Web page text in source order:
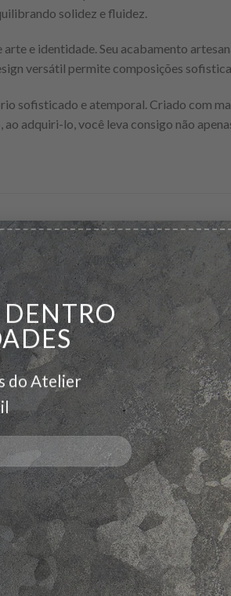
DENTRO
do Atelier
solidez e fluidez.
e identidade. Seu acabamento
versátil permite composições
sofisticado e atemporal. Criado com
adquiri-lo, você leva consigo não
Add to
wishlist
Brinco Rodas da Brincadeira
R$1.520,00